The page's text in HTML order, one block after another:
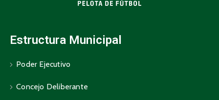
Estructura Municipal
Poder Ejecutivo
Concejo Deliberante